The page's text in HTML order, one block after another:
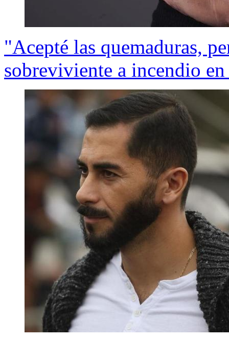
"Acepté las quemaduras,
sobreviviente a incendio